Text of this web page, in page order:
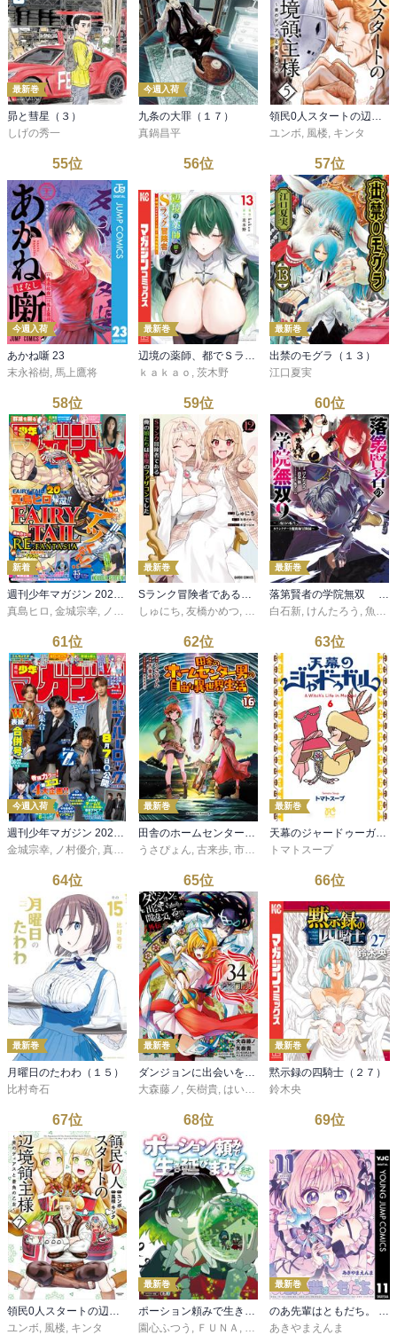
最新巻
昴と彗星（３）
しげの秀一
今週入荷
九条の大罪（１７）
真鍋昌平
領民0人スタートの辺境領主様～青のディアスと蒼角の乙女～ 5【電子書店共通特典イラスト付】
ユンボ, 風楼, キンタ
55位
今週入荷
あかね噺 23
末永裕樹 馬上鷹将
56位
最新巻
ｋａｋａｏ
茨木野
57位
最新巻
出禁のモグラ（１３）
江口夏実
58位
新着
週刊少年マガジン 2026年35号[2026年7月29日発売]
真島ヒロ , 金城宗幸, ノ村優介 , 瀬尾公治,硬梨菜,不二涼介,ｎｏｎｃｏ,御手元,吉
59位
最新巻
Sランク冒険者である俺の娘たちは重度のファザコンでした 12
しゅにち, 友橋かめつ, 希望つばめ
60位
最新巻
落第賢者の学院無双 ～二度目の転生、Ｓランクチート魔術師冒険録～ 9巻
白石新, けんたろう , 魚デニム
61位
今週入荷
週刊少年マガジン 2026年36・37号[2026年8月5日発売]
金城宗幸, ノ村優介, 真島ヒロ ,宮島礼吏,新川直司,久世蘭 ,田中ドリル
62位
最新巻
田舎のホームセンター男の自由な異世界生活 （１６）
うさぴょん, 古来歩, 市丸きすけ
63位
最新巻
天幕のジャードゥーガル 6
トマトスープ
64位
最新巻
月曜日のたわわ（１５）
比村奇石
65位
最新巻
大森藤ノ
矢樹貴 はいむらきよたか
66位
最新巻
黙示録の四騎士（２７）
鈴木央
67位
領民0人スタートの辺境領主様～青のディアスと蒼角の乙女～ 7【電子書店共通特典イラスト付】
ユンボ, 風楼, キンタ
68位
最新巻
ポーション頼みで生き延びます！ 続（５）
園心ふつう , ＦＵＮＡ , すきま
69位
最新巻
のあ先輩はともだち。 11
あきやまえんま